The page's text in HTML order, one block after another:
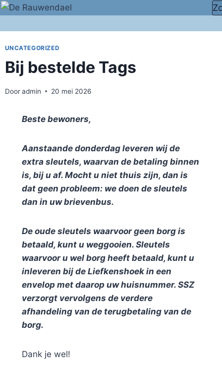
Doorgaan
inhoud
UNCATEGORIZED
Bij bestelde Tags
Door admin 20 mei 2026
Beste bewoners,
Aanstaande donderdag leveren wij de
extra sleutels, waarvan de betaling binnen
is, bij u af. Mocht u niet thuis zijn, dan is
dat geen probleem: we doen de sleutels
dan in uw brievenbus.
De oude sleutels waarvoor geen borg is
betaald, kunt u weggooien. Sleutels
waarvoor u wel borg heeft betaald, kunt u
inleveren bij de Liefkenshoek in een
envelop met daarop uw huisnummer. SSZ
verzorgt vervolgens de verdere
afhandeling van de terugbetaling van de
borg.
Dank je wel!